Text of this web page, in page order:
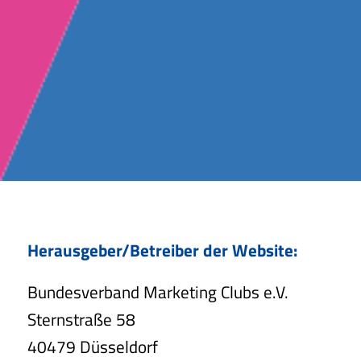
Herausgeber/Betreiber der Website:
Bundesverband Marketing Clubs e.V.
Sternstraße 58
40479 Düsseldorf